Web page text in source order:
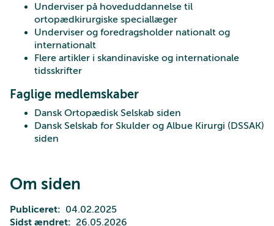
Underviser på hoveduddannelse til
ortopædkirurgiske speciallæger
Underviser og foredragsholder nationalt og
internationalt
Flere artikler i skandinaviske og internationale
tidsskrifter
Faglige medlemskaber
Dansk Ortopædisk Selskab siden
Dansk Selskab for Skulder og Albue Kirurgi (DSSAK)
siden
Om siden
Publiceret
04.02.2025
Sidst ændret
26.05.2026